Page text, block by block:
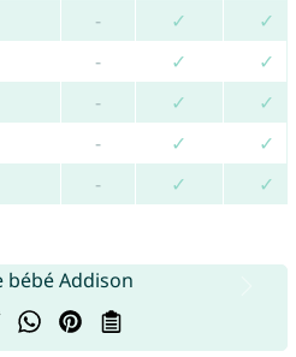
- ✓
✓
- ✓
✓
- ✓
✓
- ✓
✓
- ✓ ✓